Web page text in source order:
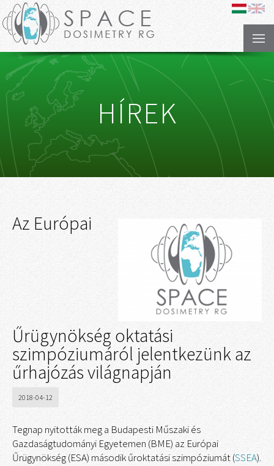
HÍREK
Az Európai
Űrügynökség oktatási
szimpóziumáról jelentkezünk az
űrhajózás világnapján
2018-04-12
Tegnap nyitották meg a Budapesti Műszaki és
Gazdaságtudományi Egyetemen (BME) az Európai
Űrügynökség (ESA) második űroktatási szimpóziumát (SSEA).